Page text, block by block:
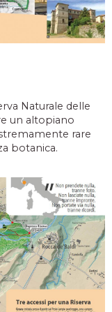
Naturale delle
un altopiano
rare
botanica.